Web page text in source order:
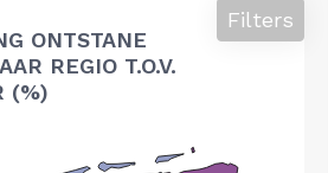
ONTSTANE
REGIO T.O.V.
(%)
Filters